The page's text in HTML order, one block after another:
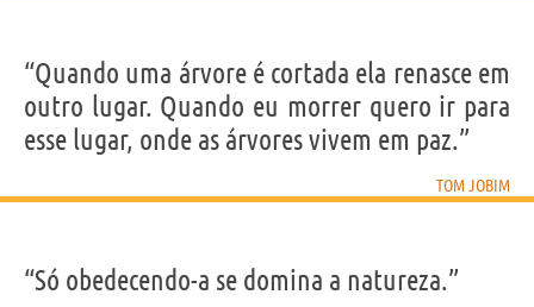
“Quando uma árvore é cortada ela renasce em
outro lugar. Quando eu morrer quero ir para
esse lugar, onde as árvores vivem em paz.”
TOM JOBIM
“Só obedecendo-a se domina a natureza.”